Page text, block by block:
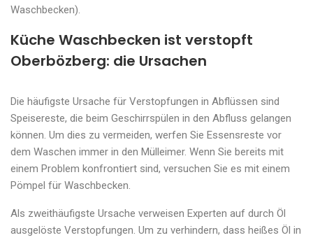
Waschbecken).
Küche Waschbecken ist verstopft
Oberbözberg: die Ursachen
Die häufigste Ursache für Verstopfungen in Abflüssen sind
Speisereste, die beim Geschirrspülen in den Abfluss gelangen
können. Um dies zu vermeiden, werfen Sie Essensreste vor
dem Waschen immer in den Mülleimer. Wenn Sie bereits mit
einem Problem konfrontiert sind, versuchen Sie es mit einem
Pömpel für Waschbecken.
Als zweithäufigste Ursache verweisen Experten auf durch Öl
ausgelöste Verstopfungen. Um zu verhindern, dass heißes Öl in